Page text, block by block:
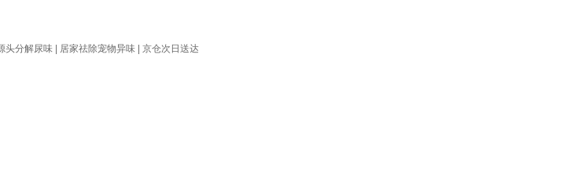
分解尿味 | 居家祛除宠物异味 | 京仓次日送达